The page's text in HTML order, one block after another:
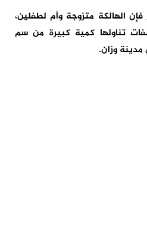
الهالكة متزوجة وأم لطفلين،
تناولها كمية كبيرة من سم
مدينة وزان.